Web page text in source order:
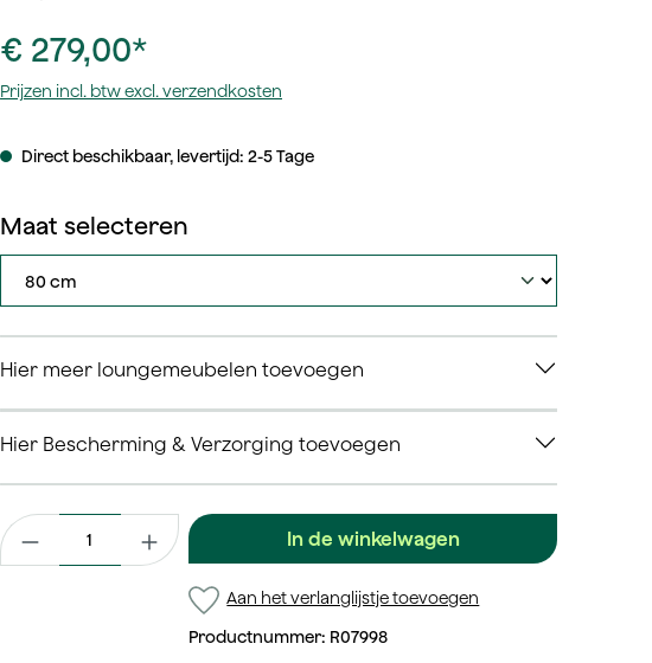
€ 279,00*
Prijzen incl. btw excl. verzendkosten
Direct beschikbaar, levertijd: 2-5 Tage
Maat selecteren
Hier meer loungemeubelen toevoegen
Hier Bescherming & Verzorging toevoegen
Productaantal: Voer de gewenste waarde in of gebruik de knoppen om het
In de winkelwagen
Aan het verlanglijstje toevoegen
Productnummer: R07998